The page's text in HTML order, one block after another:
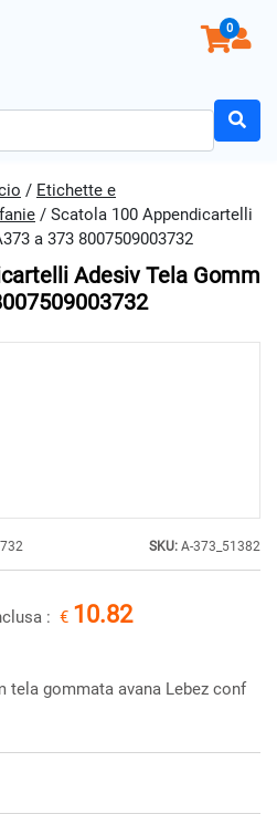
0
/ Etichette e
/ Scatola 100 Appendicartelli
a 373 8007509003732
Adesiv Tela Gomm
SKU: A-373_51382
: € 10.82
tela gommata avana Lebez conf